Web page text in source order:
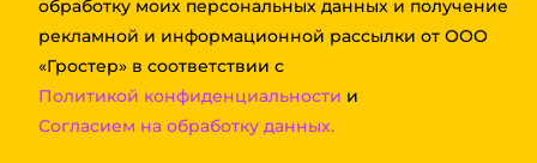
обработку моих персональных данных и получение
рекламной и информационной рассылки от ООО
«Гростер» в соответствии с
Политикой конфиденциальности и
Согласием на обработку данных.